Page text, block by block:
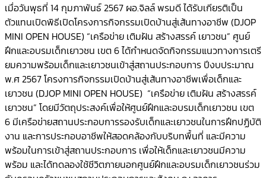
เมื่อวันพุธที่ 14 กุมภาพันธ์ 2567 ผอ.จิลล์ พรมดี ได้รับเกียรติเป็น
ตัวแทนเปิดพิธีเปิดโครงการกิจกรรมเปิดบ้านสู่เส้นทางอาชีพ (DJOP
MINI OPEN HOUSE) “เครือข่าย เติมฝัน สร้างสรรค์ เยาวชน” ศูนย์
ฝึกและอบรมเด็กเยาวชน เขต 6 ได้กำหนดจัดกิจกรรมแนวทางการเตรี
ยมความพร้อมเด็กและเยาวชนเข้าสู่สถานประกอบการ ปีงบประมาณ
พ.ศ 2567 โครงการกิจกรรมเปิดบ้านสู่เส้นทางอาชีพเพื่อเด็กและ
เยาวชน (DJOP MINI OPEN HOUSE) “เครือข่าย เติมฝัน สร้างสรรค์
เยาวชน” โดยมีวัตถุประสงค์เพื่อให้ศูนย์ฝึกและอบรมเด็กเยาวชน เขต
6 มีเครือข่ายสถานประกอบการรองรับเด็กและเยาวชนในการฝึกปฏิบัติ
งาน และการประกอบอาชีพให้สอดคล้องกับบริบทพื้นที่ และมีความ
พร้อมในการเข้าสู่สถานประกอบการ เพื่อให้เด็กและเยาวชนมีความ
พร้อม และได้ทดลองใช้ชีวิตภายนอกศูนย์ฝึกและอบรมเด็กเยาวชนร่วม